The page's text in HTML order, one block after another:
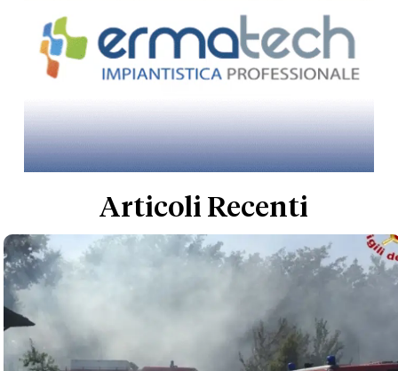
Articoli Recenti